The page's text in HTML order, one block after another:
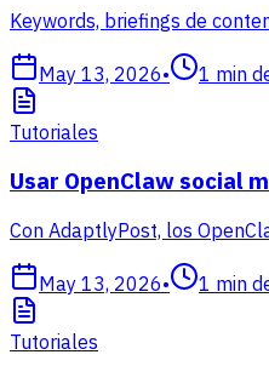
Keywords, briefings de
May 13, 2026• 1 min
Tutoriales
Usar OpenClaw social
Con AdaptlyPost, los
May 13, 2026• 1 min
Tutoriales